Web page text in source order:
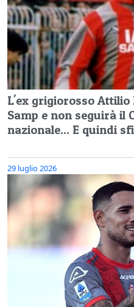
L'ex grigiorosso
Samp e non seguirà il
nazionale... E quindi
29 luglio 2026